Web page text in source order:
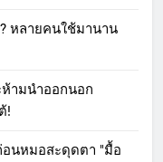
หลายคนใช้มานาน
ามนำออกนอก
!
อนหมอสะดุดตา "มื้อ